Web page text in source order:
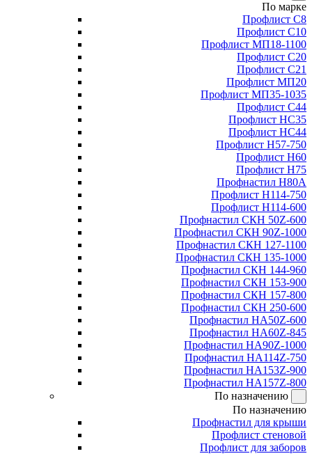
По марке
Профлист С8
Профлист С10
Профлист МП18-1100
Профлист С20
Профлист С21
Профлист МП20
Профлист МП35-1035
Профлист С44
Профлист НС35
Профлист НС44
Профлист Н57-750
Профлист Н60
Профлист Н75
Профнастил Н80А
Профлист Н114-750
Профлист Н114-600
Профнастил СКН 50Z-600
Профнастил СКН 90Z-1000
Профнастил СКН 127-1100
Профнастил СКН 135-1000
Профнастил СКН 144-960
Профнастил СКН 153-900
Профнастил СКН 157-800
Профнастил СКН 250-600
Профнастил НА50Z-600
Профнастил НА60Z-845
Профнастил НА90Z-1000
Профнастил НА114Z-750
Профнастил НА153Z-900
Профнастил НА157Z-800
По назначению
По назначению
Профнастил для крыши
Профлист стеновой
Профлист для заборов